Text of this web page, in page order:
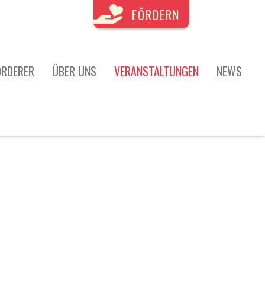
ÜBER UNS VERANSTALTUNGEN NEWS
FÖRDERN